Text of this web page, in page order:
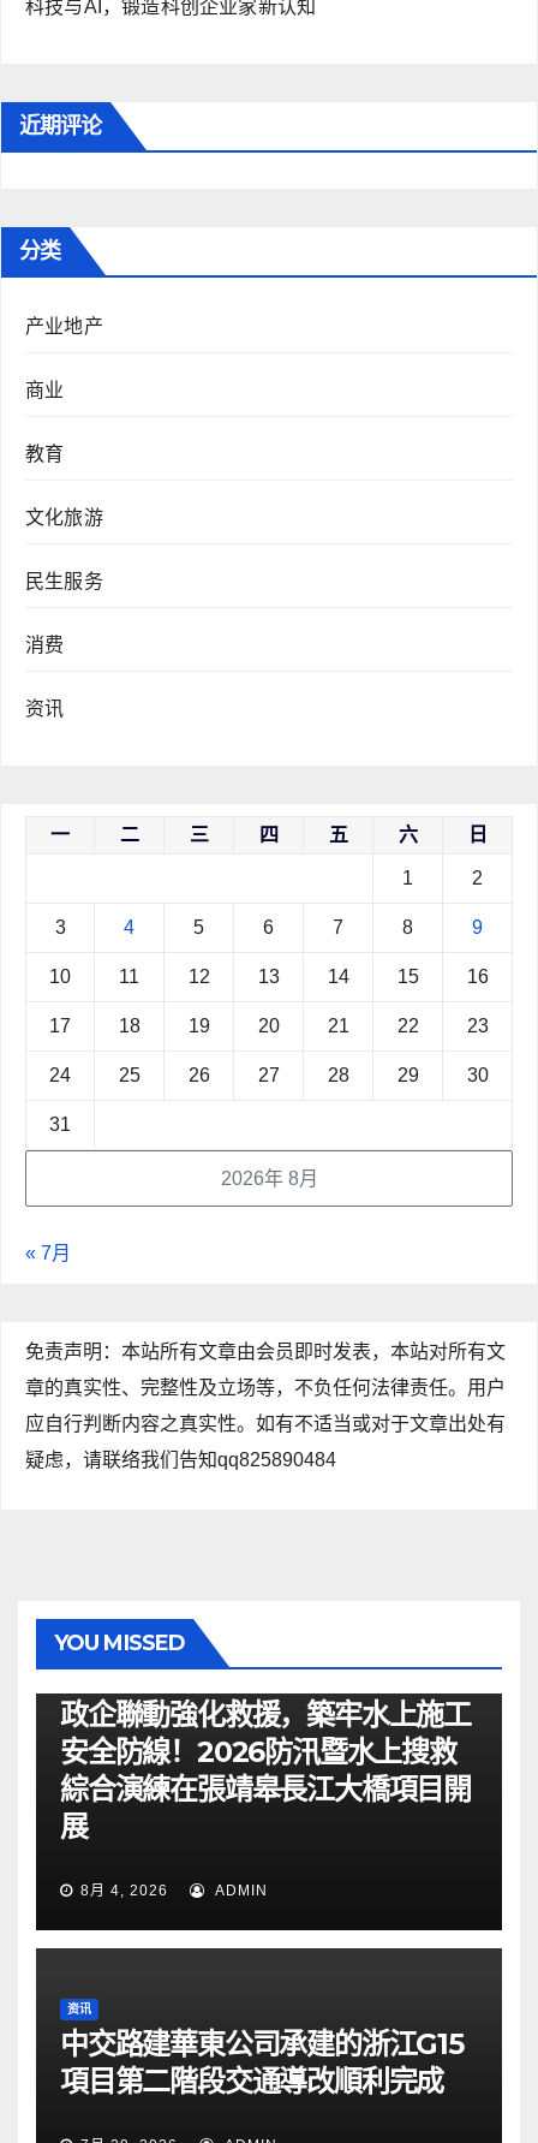
科技与AI，锻造科创企业家新认知
近期评论
分类
产业地产
商业
教育
文化旅游
民生服务
消费
资讯
2026年 8月
一 二 三 四 五 六 日
1 2
3 4 5 6 7 8 9
10 11 12 13 14 15 16
17 18 19 20 21 22 23
24 25 26 27 28 29 30
31
« 7月
免责声明：本站所有文章由会员即时发表，本站对所有文
章的真实性、完整性及立场等，不负任何法律责任。用户
应自行判断内容之真实性。如有不适当或对于文章出处有
疑虑，请联络我们告知qq825890484
YOU MISSED
政企聯動強化救援，築牢水上施工
安全防線！2026防汛暨水上搜救
綜合演練在張靖皋長江大橋項目開
展
8月 4, 2026 ADMIN
资讯
中交路建華東公司承建的浙江G15
項目第二階段交通導改順利完成